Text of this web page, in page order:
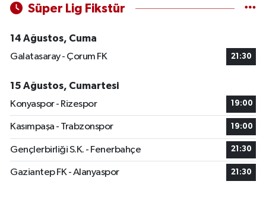
Süper Lig Fikstür
14 Ağustos, Cuma
Galatasaray - Çorum FK
21:30
15 Ağustos, Cumartesi
Konyaspor - Rizespor
19:00
Kasımpaşa - Trabzonspor 19:00
Gençlerbirliği S.K. - Fenerbahçe 21:30
Gaziantep FK - Alanyaspor 21:30